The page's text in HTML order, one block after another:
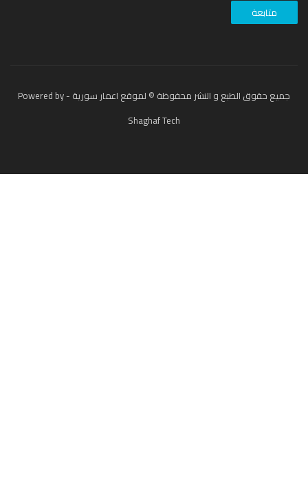
جميع حقوق الطبع و النشر محفوظة © لموقع اعمار سورية - Powered by
Shaghaf Tech